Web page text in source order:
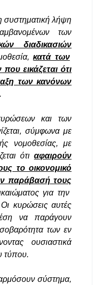
συστηματική λήψη
των
διαδικασιών
κατά των
εικάζεται ότι
των κανόνων
και των
σύμφωνα με
νομοθεσίας, με
ότιαφαιρούν
το οικονομικό
παράβασή τους
για την
κυρώσεις αυτές
να παράγουν
των εν
ουσιαστικά
τύπου.
σύστημα,